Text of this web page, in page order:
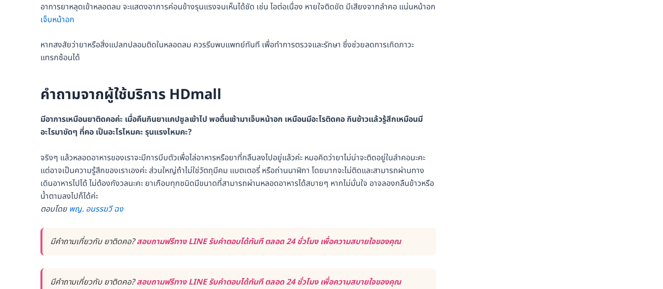
อาการยาหลุดเข้าหลอดลม จะแสดงอาการค่อนข้างรุนแรงจนเห็นได้ชัด เช่น ไอต่อเนื่อง หายใจติดขัด มีเสียงจากลำคอ แน่นหน้าอก
เจ็บหน้าอก
หากสงสัยว่ายาหรือสิ่งแปลกปลอมติดในหลอดลม ควรรีบพบแพทย์ทันที เพื่อทำการตรวจและรักษา ซึ่งช่วยลดการเกิดภาวะ
แทรกซ้อนได้
คำถามจากผู้ใช้บริการ HDmall
มีอาการเหมือนยาติดคอค่ะ เมื่อคืนกินยาแคปซูลเข้าไป พอตื่นเช้ามาเจ็บหน้าอก เหมือนมีอะไรติดคอ กินข้าวแล้วรู้สึกเหมือนมี
อะไรมาขัดๆ ที่คอ เป็นอะไรไหมคะ รุนแรงไหมคะ?
จริงๆ แล้วหลอดอาหารของเราจะมีการบีบตัวเพื่อไล่อาหารหรือยาที่กลืนลงไปอยู่แล้วค่ะ หมอคิดว่ายาไม่น่าจะติดอยู่ในลำคอนะคะ
แต่อาจเป็นความรู้สึกของเราเองค่ะ ส่วนใหญ่ถ้าไม่ใช่วัตถุมีคม แบตเตอรี่ หรือถ่านนาฬิกา โดยมากจะไม่ติดและสามารถผ่านทาง
เดินอาหารไปได้ ไม่ต้องกังวลนะคะ ยาเกือบทุกชนิดมีขนาดที่สามารถผ่านหลอดอาหารได้สบายๆ หากไม่มั่นใจ อาจลองกลืนข้าวหรือ
น้ำตามลงไปก็ได้ค่ะ
ตอบโดย พญ. อนรรฆวี ฉง
มีคำถามเกี่ยวกับ ยาติดคอ?สอบถามฟรีทาง LINE รับคำตอบได้ทันที ตลอด 24 ชั่วโมง เพื่อความสบายใจของคุณ
มีคำถามเกี่ยวกับ ยาติดคอ?สอบถามฟรีทาง LINE รับคำตอบได้ทันที ตลอด 24 ชั่วโมง เพื่อความสบายใจของคุณ